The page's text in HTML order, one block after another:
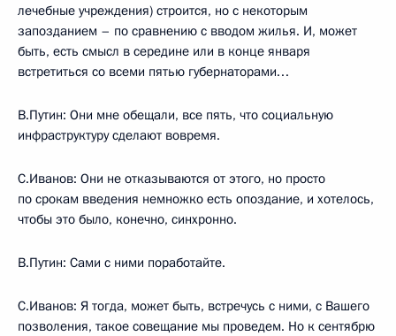
лечебные учреждения) строится, но с некоторым
запозданием – по сравнению с вводом жилья. И, может
быть, есть смысл в середине или в конце января
встретиться со всеми пятью губернаторами…
В.Путин: Они мне обещали, все пять, что социальную
инфраструктуру сделают вовремя.
С.Иванов: Они не отказываются от этого, но просто
по срокам введения немножко есть опоздание, и хотелось,
чтобы это было, конечно, синхронно.
В.Путин: Сами с ними поработайте.
С.Иванов: Я тогда, может быть, встречусь с ними, с Вашего
позволения, такое совещание мы проведем. Но к сентябрю